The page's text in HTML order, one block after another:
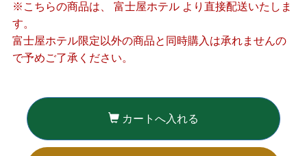
※こちらの商品は、 富士屋ホテル より直接配送いたしま
す。
富士屋ホテル限定以外の商品と同時購入は承れませんの
で予めご了承ください。
カートへ入れる